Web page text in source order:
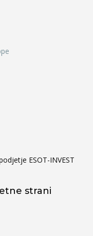
ESOT-INVEST
strani